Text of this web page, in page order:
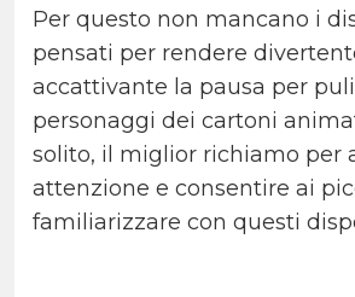
Per questo non mancano i
pensati per rendere
accattivante la pausa per
personaggi dei cartoni
solito, il miglior richiamo per
attenzione e consentire ai
familiarizzare con questi